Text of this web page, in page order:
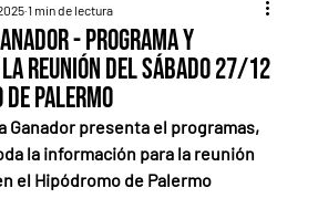
- Programa y
reunión del Sábado 27/12
PAlermo
1 min de lectura
Ganador presenta el programas,
la información para la reunión
el Hipódromo de Palermo